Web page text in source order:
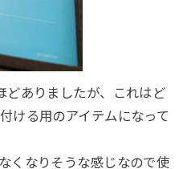
どありましたが、これはど
ける用のアイテムになって
くなりそうな感じなので使